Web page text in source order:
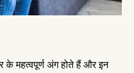
के महत्वपूर्ण अंग होते हैं और इन